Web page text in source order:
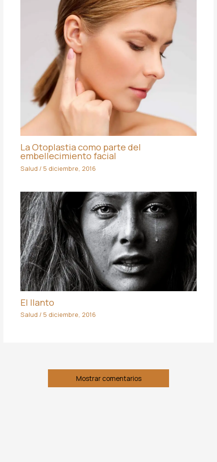
La Otoplastia como parte del
embellecimiento facial
Salud / 5 diciembre, 2016
El llanto
Salud / 5 diciembre, 2016
Mostrar comentarios